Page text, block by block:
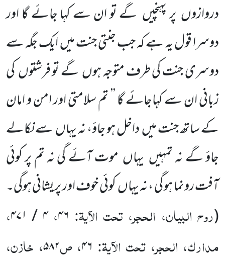
دروازوں پر پہنچیں گے تو ان سے کہا جائے گا اور
دوسرا قول یہ ہے کہ جب جنتی جنت میں ایک جگہ سے
دوسری جنت کی طرف متوجہ ہوںگے تو فرشتوںکی
زبانی ان سے کہاجائے گا ’’ تم سلامتی اور امن و امان
کے ساتھ جنت میںداخل ہو جاؤ، نہ یہاںسے نکالے
جاؤ گے نہ تمہیں یہاں موت آئے گی نہ تم پر کوئی
آفت رونما ہو گی ، نہ یہاںکوئی خوف اور پریشانی ہوگی۔
(روح البیان، الحجر، تحت الآیۃ: ۴۶،۴ / ۴۷۱
،
مدارک، الحجر، تحت الآیۃ: ۴۶، ص۵۸۲، خازن،